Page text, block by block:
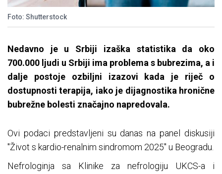
Foto: Shutterstock
Nedavno je u Srbiji izaška statistika da oko
700.000 ljudi u Srbiji ima problema s bubrezima, a i
dalje postoje ozbiljni izazovi kada je riječ o
dostupnosti terapija, iako je dijagnostika hronične
bubrežne bolesti značajno napredovala.
Ovi podaci predstavljeni su danas na panel diskusiji
"Život s kardio-renalnim sindromom 2025" u Beogradu.
Nefrologinja sa Klinike za nefrologiju UKCS-a i